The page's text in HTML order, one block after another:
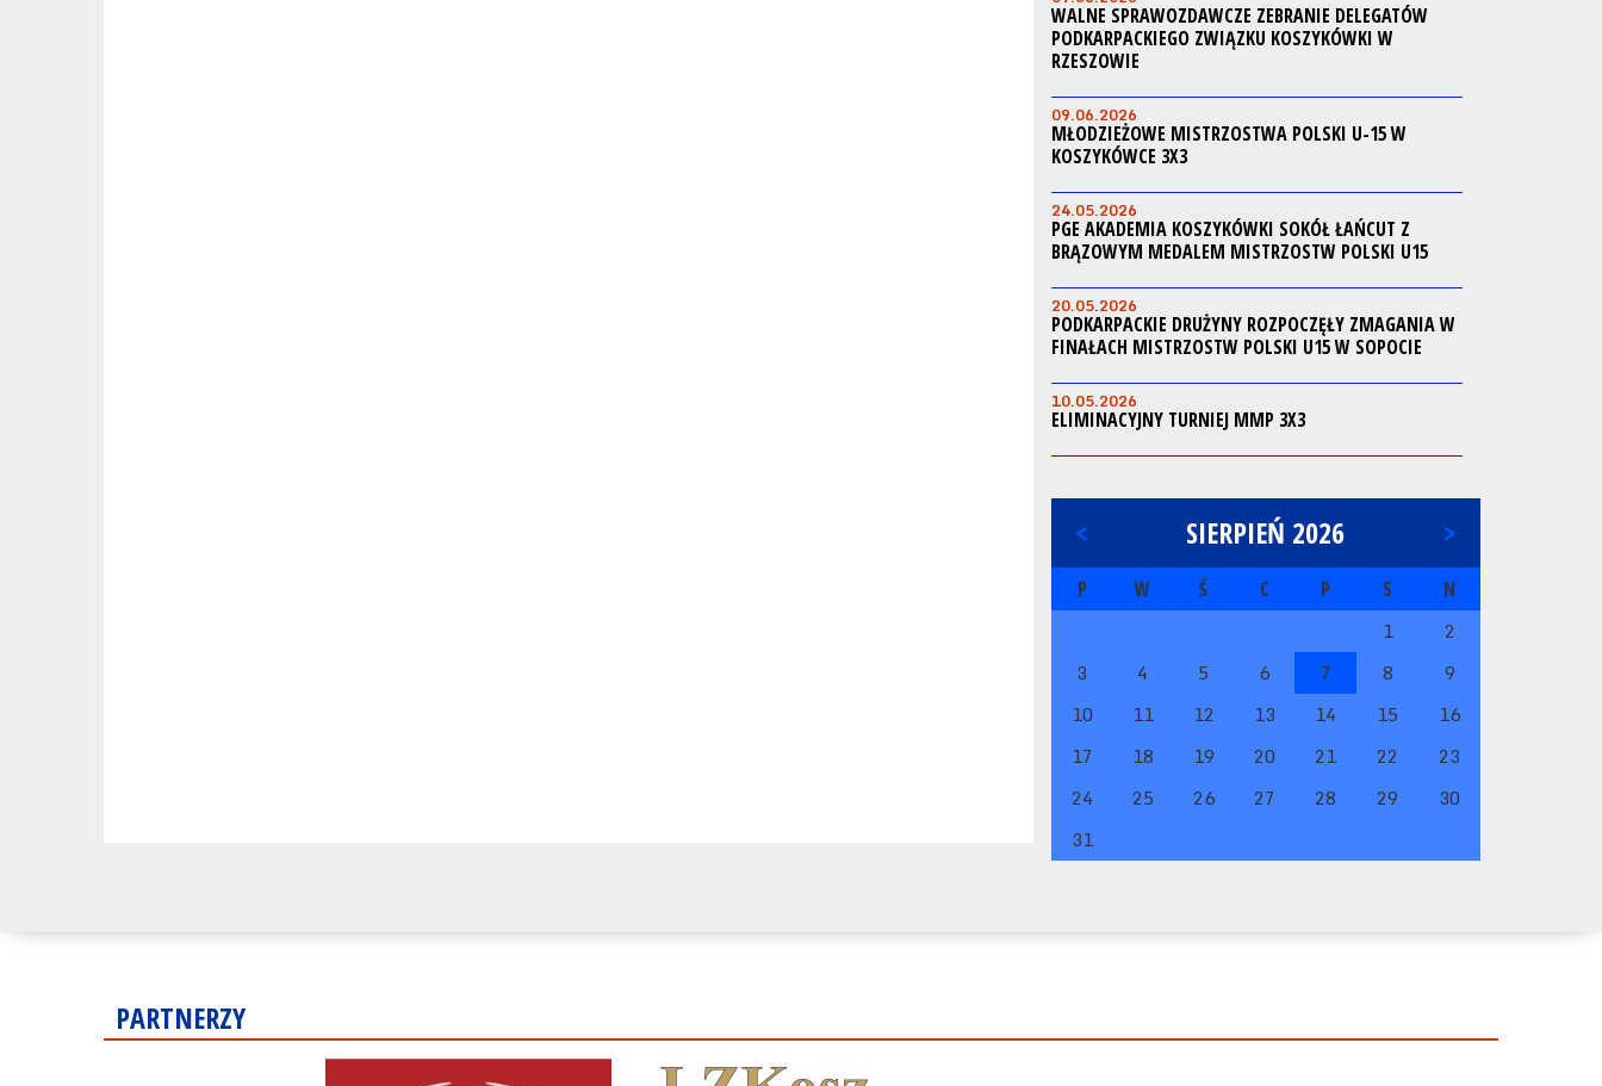
WALNE SPRAWOZDAWCZE ZEBRANIE DELEGATÓW
PODKARPACKIEGO ZWIĄZKU KOSZYKÓWKI W
RZESZOWIE
09.06.2026
MŁODZIEŻOWE MISTRZOSTWA POLSKI U-15 W
KOSZYKÓWCE 3X3
24.05.2026
PGE AKADEMIA KOSZYKÓWKI SOKÓŁ ŁAŃCUT Z
BRĄZOWYM MEDALEM MISTRZOSTW POLSKI U15
20.05.2026
PODKARPACKIE DRUŻYNY ROZPOCZĘŁY ZMAGANIA W
FINAŁACH MISTRZOSTW POLSKI U15 W SOPOCIE
10.05.2026
ELIMINACYJNY TURNIEJ MMP 3X3
< SIERPIEŃ 2026 >
P W Ś C P S N
1
2
3
4 5 6 7 8
9
10
11 12 13 14 15
16
17
18 19 20 21 22
23
24
25 26 27 28 29
30
31
PARTNERZY